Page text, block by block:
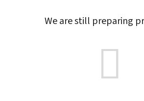
We are still preparing